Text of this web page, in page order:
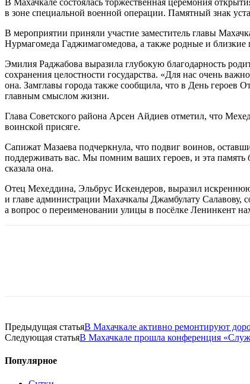
в зоне специальной военной операции. Памятный знак
В мероприятии приняли участие заместитель главы
Нурмагомеда Гаджимагомедова, а также родные и
Эмилия Раджабова выразила глубокую благодарность
сохранения целостности государства. «Для нас очень
она. Замглавы города также сообщила, что в День героев
главным смыслом жизни.
Глава Советского района Арсен Айдиев отметил, что
воинской присяге.
Сапижат Мазаева подчеркнула, что подвиг воинов,
поддерживать вас. Мы помним ваших героев, и эта память
сказала она.
Отец Мехеддина, Эльбрус Искендеров, выразил
и главе администрации Махачкалы Джамбулату Салавову,
а вопрос о переименовании улицы в посёлке Ленинкент
Предыдущая статьяВ Махачкале активно ремонтируют
Следующая статьяВ Махачкале прошла конференция
Популярное